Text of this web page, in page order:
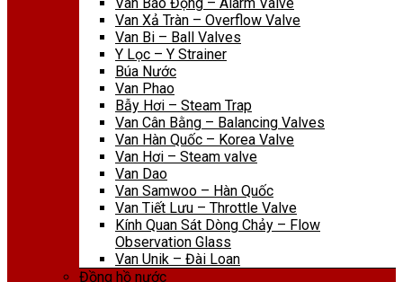
Van Xả Tràn – Overflow Valve
Van Bi – Ball Valves
Y Lọc – Y Strainer
Búa Nước
Van Phao
Bẫy Hơi – Steam Trap
Van Cân Bằng – Balancing Valves
Van Hàn Quốc – Korea Valve
Van Hơi – Steam valve
Van Dao
Van Samwoo – Hàn Quốc
Van Tiết Lưu – Throttle Valve
Kính Quan Sát Dòng Chảy – Flow
Observation Glass
Van Unik – Đài Loan
Đồng hồ nước